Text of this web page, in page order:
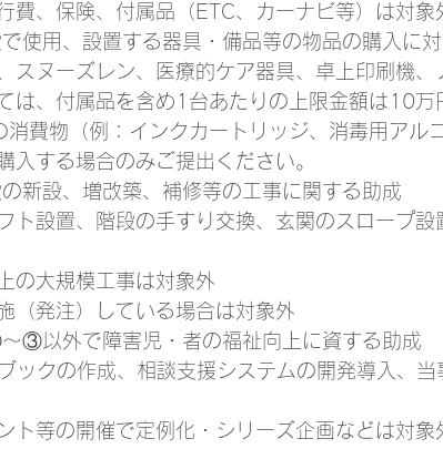
、保険、付属品（ETC、カーナビ等）は対象
使用、設置する器具・備品等の物品の購入に
ヌーズレン、医療的ケア器具、卓上印刷機、
、付属品を含め1台あたりの上限金額は10万
費物（例：インクカートリッジ、消毒用アル
目を購入する場合のみご提出ください。
新設、増改築、補修等の工事に関する助成
ト設置、階段の手すり交換、玄関のスロープ設
大規模工事は対象外
発注）している場合は対象外
③以外で障害児・者の福祉向上に資する助成
ックの作成、相談支援システムの開発導入、当
等の開催で定例化・シリーズ企画などは対象